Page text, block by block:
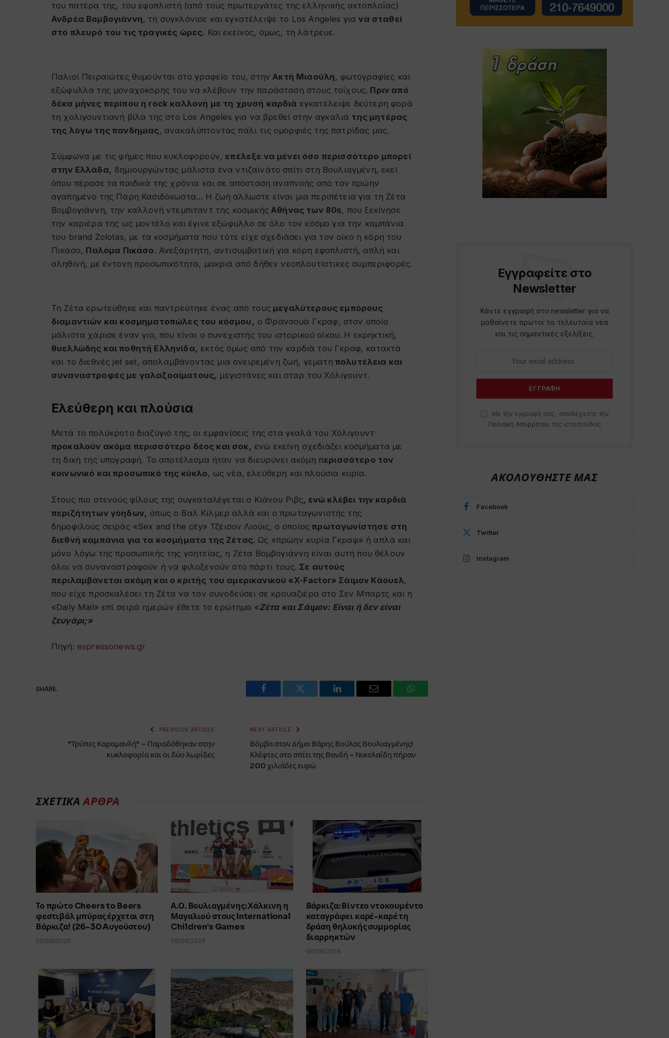
του πατέρα της, του εφοπλιστή (από τους πρωτεργάτες της ελληνικής ακτοπλοΐας)
Ανδρέα Βομβογιάννη, τη συγκλόνισε και εγκατέλειψε το Los Angeles γιανα σταθεί
στο πλευρό του τις τραγικές ώρες. Και εκείνος, όμως, τη λάτρευε.
Παλιοί Πειραιώτες θυμούνται στο γραφείο του, στην Ακτή Μιαούλη, φωτογραφίες και
εξώφυλλα της μοναχοκόρης του να κλέβουν την παράσταση στους τοίχους. Πριν από
δέκα μήνες περίπου η rock καλλονή με τη χρυσή καρδιά εγκατέλειψε δεύτερη φορά
τη χολιγουντιανή βίλα της στο Los Angeles για να βρεθεί στην αγκαλιά της μητέρας
της λόγω της πανδημίας, ανακαλύπτοντας πάλι τις ομορφιές της πατρίδας μας.
Σύμφωνα με τις φήμες που κυκλοφορούν, επέλεξε να μένει όσο περισσότερο μπορεί
στην Ελλάδα, δημιουργώντας μάλιστα ένα ντιζαϊνάτο σπίτι στη Βουλιαγμένη, εκεί
όπου πέρασε τα παιδικά της χρόνια και σε απόσταση αναπνοής από τον πρώην
αγαπημένο της Πάρη Κασιδόκωστα… Η ζωή άλλωστε είναι μια περιπέτεια για τη Ζέτα
Βομβογιάννη, την καλλονή ντεμπιτάντ της κοσμικής Αθήνας των 80s, που ξεκίνησε
την καριέρα της ως μοντέλο και έγινε εξώφυλλο σε όλο τον κόσμο για την καμπάνια
του brand Zolotas, με τα κοσμήματα που τότε είχε σχεδιάσει για τον οίκο η κόρη του
Πικάσο, Παλόμα Πικάσο. Ανεξάρτητη, αντισυμβατική για κόρη εφοπλιστή, απλή και
αληθινή, με έντονη προσωπικότητα, μακριά από δήθεν νεοπλουτίστικες συμπεριφορές.
Τη Ζέτα ερωτεύθηκε και παντρεύτηκε ένας από τους μεγαλύτερους εμπόρους
διαμαντιών και κοσμηματοπώλες του κόσμου, ο Φρανσουά Γκραφ, στον οποίο
μάλιστα χάρισε έναν γιο, που είναι ο συνεχιστής του ιστορικού οίκου. Η εκρηκτική,
θυελλώδης και ποθητή Ελληνίδα, εκτός όμως από την καρδιά του Γκραφ, κατακτά
και το διεθνές jet set, απολαμβάνοντας μια ονειρεμένη ζωή, γεμάτη πολυτέλεια και
συναναστροφές με γαλαζοαίματους, μεγιστάνες και σταρ του Χόλιγουντ.
Ελεύθερη και πλούσια
Μετά το πολύκροτο διαζύγιό της, οι εμφανίσεις της στα γκαλά του Χόλιγουντ
προκαλούν ακόμα περισσότερο δέος και σοκ, ενώ εκείνη σχεδιάζει κοσμήματα με
τη δική της υπογραφή. Το αποτέλεσμα ήταν να διευρύνει ακόμη περισσότερο τον
κοινωνικό και προσωπικό της κύκλο, ως νέα, ελεύθερη και πλούσια κυρία.
Στους πιο στενούς φίλους της συγκαταλέγεται ο Κιάνου Ριβς, ενώ κλέβει την καρδιά
περιζήτητων γόηδων, όπως ο Βαλ Κίλμερ αλλά και ο πρωταγωνιστής της
δημοφιλούς σειράς «Sex and the city» Τζέισον Λιούις, ο οποίος πρωταγωνίστησε στη
διεθνή καμπάνια για τα κοσμήματα της Ζέτας. Ως «πρώην κυρία Γκραφ» ή απλά και
μόνο λόγω της προσωπικής της γοητείας, η Ζέτα Βομβογιάννη είναι αυτή που θέλουν
όλοι να συναναστραφούν ή να φιλοξενούν στο πάρτι τους. Σε αυτούς
περιλαμβάνεται ακόμη και ο κριτής του αμερικανικού «X-Factor» Σάιμον Κάουελ,
που είχε προσκαλέσει τη Ζέτα να τον συνοδεύσει σε κρουαζιέρα στο Σεν Μπαρτς και η
«Daily Mail» επί σειρά ημερών έθετε το ερώτημα «Ζέτα και Σάιμον: Είναι ή δεν είναι
ζευγάρι;»
Πηγή: espressonews.gr
SHARE.
Facebook Twitter LinkedIn Email WhatsApp
PREVIOUS ARTICLE
“Τρύπες Καραμανλή” – Παραδόθηκαν στην
κυκλοφορία και οι δύο λωρίδες
NEXT ARTICLE
Βόμβα στον Δήμο Βάρης Βούλας Βουλιαγμένης!
Κλέφτες στο σπίτι της Βανδή – Νικολαΐδη πήραν
200 χιλιάδες ευρώ
ΣΧΕΤΙΚΑΑΡΘΡΑ
Το πρώτο Cheers to Beers
φεστιβάλ μπύρας έρχεται στη
Βάρκιζα! (26-30 Aυγούστου)
06/08/2026
Α.Ο. Βουλιαγμένης: Χάλκινη η
Μαγαλιού στους International
Children’s Games
06/08/2026
Βάρκιζα: Βίντεο ντοκουμέντο
καταγράφει καρέ-καρέ τη
δράση θηλυκής συμμορίας
διαρρηκτών
06/08/2026
Εγγραφείτε στο
Newsletter
Κάντε εγγραφή στο newsletter για να
μαθαίνετε πρώτοι τα τελευταία νέα
και τις σημαντικές εξελίξεις.
Με την εγγραφή σας, αποδέχεστε την
Πολιτική Απορρήτου της ιστοσελίδας
ΑΚΟΛΟΥΘΗΣΤΕ ΜΑΣ
Facebook
Twitter
Instagram